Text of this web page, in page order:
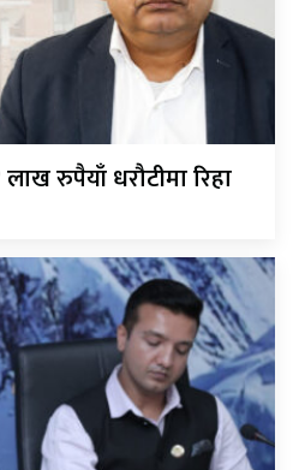
रुपैयाँ धरौटीमा रिहा